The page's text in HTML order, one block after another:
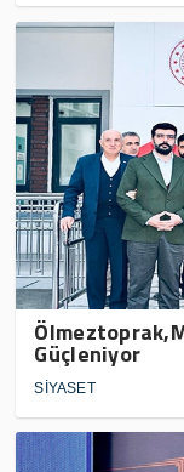
Güçleniyor
SİYASET